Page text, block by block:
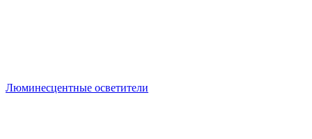
Люминесцентные осветители